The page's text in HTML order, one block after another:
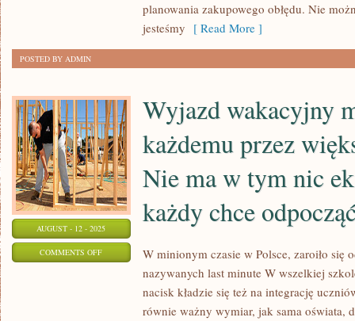
MIESZKANIA
planowania zakupowego obłędu. Nie
jesteśmy [ Read More ]
POSTED BY ADMIN
AUGUST - 12 - 2025
COMMENTS OFFON
WAKACYJNY
Wyjazd wakacyjny
każdemu przez
Nie ma w tym nic
każdy chce
W minionym czasie w Polsce, zaroiło się
nazywanych last minute W wszelkiej
nacisk kładzie się też na integrację
równie ważny wymiar, jak sama oświata,